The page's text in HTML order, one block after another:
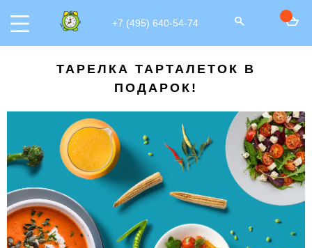
+7 (495) 640-54-74
ТАРЕЛКА ТАРТАЛЕТОК В
ПОДАРОК!